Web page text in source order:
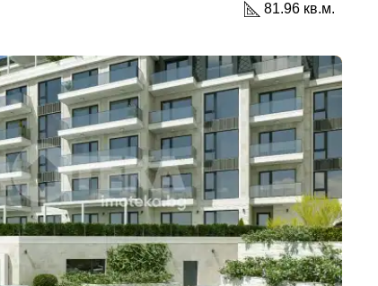
81.96 кв.м.